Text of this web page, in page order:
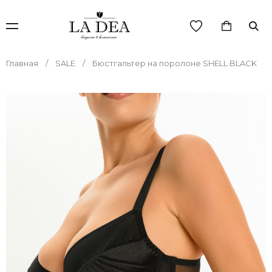
Главная SALE Бюстгальтер на поролоне SHELL BLACK